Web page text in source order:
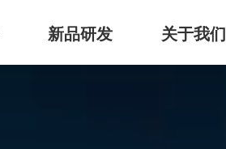
新品研发 关于我们